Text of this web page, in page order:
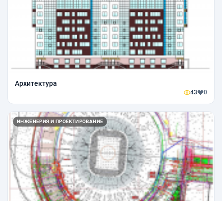
Архитектура
43 0
ИНЖЕНЕРИЯ И ПРОЕКТИРОВАНИЕ